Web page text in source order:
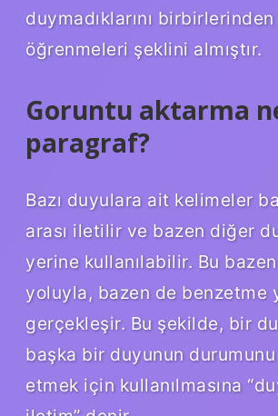
duymadıklarını birbirlerinden
öğrenmeleri şeklini almıştır.
Goruntu aktarma
paragraf?
Bazı duyulara ait kelimeler
arası iletilir ve bazen diğer
yerine kullanılabilir. Bu bazen
yoluyla, bazen de benzetme
gerçekleşir. Bu şekilde, bir
başka bir duyunun
etmek için kullanılmasına